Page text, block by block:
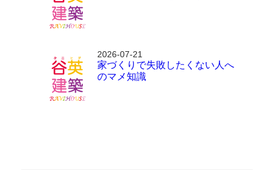
2026-07-21
家づくりで失敗したくない人へ
のマメ知識